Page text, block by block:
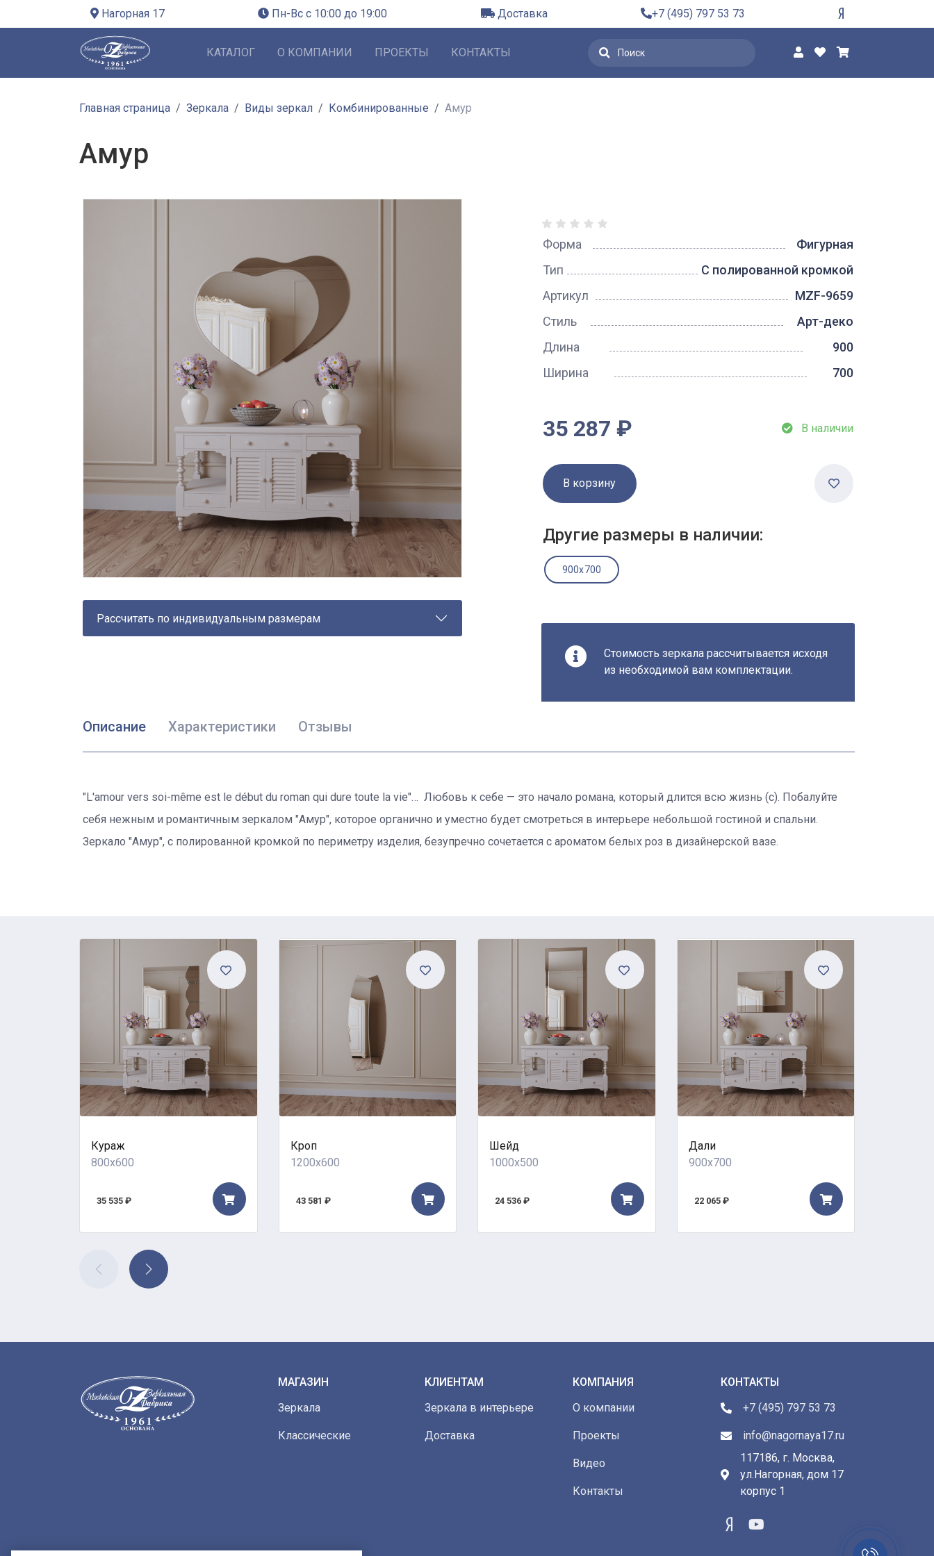
Нагорная 17 Пн-Вс с 10:00 до 19:00 Доставка +7 (495) 797 53 73
КАТАЛОГ О КОМПАНИИ ПРОЕКТЫ КОНТАКТЫ
Главная страница Зеркала Виды зеркал Комбинированные Амур
Амур
Рассчитать по индивидуальным размерам
Форма
Фигурная
Тип
С полированной кромкой
Артикул
MZF-9659
Стиль
Арт-деко
Длина
900
Ширина
700
35 287 ₽ В наличии
В корзину
Другие размеры в наличии:
900x700
Стоимость зеркала рассчитывается исходя
из необходимой вам комплектации.
Описание Характеристики Отзывы
"L'amour vers soi-même est le début du roman qui dure toute la vie"… Любовь к себе — это начало романа, который длится всю жизнь (с). Побалуйте
себя нежным и романтичным зеркалом "Амур", которое органично и уместно будет смотреться в интерьере небольшой гостиной и спальни.
Зеркало "Амур", с полированной кромкой по периметру изделия, безупречно сочетается с ароматом белых роз в дизайнерской вазе.
Кураж
800x600
35 535 ₽
Кроп
1200x600
43 581 ₽
Шейд
1000x500
24 536 ₽
Дали
900x700
22 065 ₽
МАГАЗИН
Зеркала
Классические
КЛИЕНТАМ
Зеркала в интерьере
Доставка
КОМПАНИЯ
О компании
Проекты
Видео
Контакты
КОНТАКТЫ
+7 (495) 797 53 73
info@nagornaya17.ru
117186, г. Москва,
ул.Нагорная, дом 17
корпус 1
Заказать